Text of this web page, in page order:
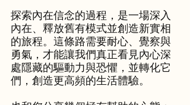
探索內在信念的過程，是一場深入
內在、釋放舊有模式並創造新實相
的旅程。這條路需要耐心、覺察與
勇氣，才能讓我們真正看見內心深
處隱藏的驅動力與恐懼，並轉化它
們，創造更高頻的生活體驗。